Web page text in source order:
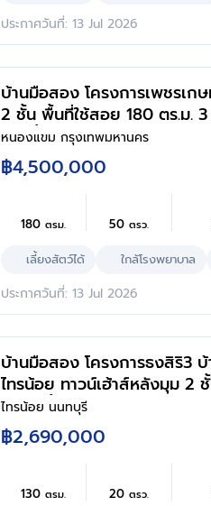
ประกาศวันที่: 13 Jul 2026
บ้านมือสอง โครงการเพชรเกษ
2 ชั้น พื้นที่ใช้สอย 180 ตร.ม.
ห้องน้ำ จอดรถ 2 คัน ทำเลเพช
ทางเข้าเมืองสะดวก ใกล้ห้าง โ
โรงเรียน
หนองแขม กรุงเทพมหานคร
฿4,500,000
180ตรม. 50ตรว.
เลี้ยงสัตว์ได้ ใกล้โรงพยาบาล
ประกาศวันที่: 13 Jul 2026
บ้านมือสอง โครงการธงสิริ3
ไทรน้อย ทาวน์เฮ้าส์หลังมุม 2
3 ห้องน้ำ จอดรถ 2 คัน พื้นที่ใช้
ทำเลไทรน้อย นนทบุรี ติดถนนบ้
ไทรน้อย เดินทางสะดวก ใกล้โร
ไทรน้อย นนทบุรี
฿2,690,000
130ตรม. 20ตรว.